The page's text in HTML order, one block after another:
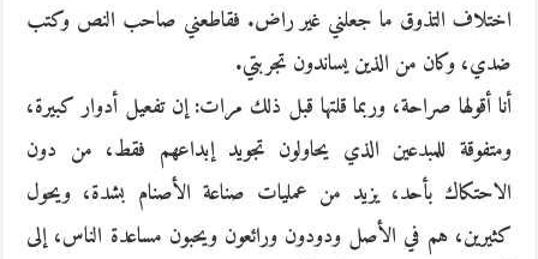
اختلاف التذوق ما جعلني غير راض. فقاطعني صاحب النص وكتب
ضدي، وكان من الذين يساندون تجربتي.
أنا أقولها صراحة، وربما قلتها قبل ذلك مرات: إن تفعيل أدوار كبيرة،
ومتفوقة للمبدعين الذي يحاولون تجويد إبداعهم فقط، من دون
الاحتكاك بأحد، يزيد من عمليات صناعة الأصنام بشدة، ويحول
كثيرين، هم في الأصل ودودون ورائعون ويحبون مساعدة الناس، إلى